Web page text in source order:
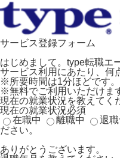
サービス登録フォーム
はじめまして。type転職エ
サービス利用にあたり、何
※所要時間は1分ほどです。
※無料でご利用いただけま
現在の就業状況を教えてく
現在の就業状況必須
在職中
離職中 退
ださい。
ありがとうございます。